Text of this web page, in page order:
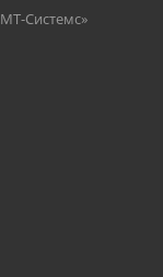
Системс»